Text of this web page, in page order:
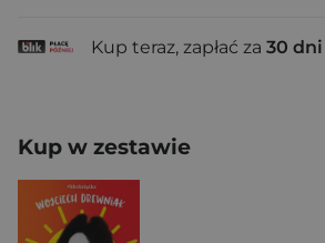
Kup teraz, zapłać za 30 dni
Kup w zestawie